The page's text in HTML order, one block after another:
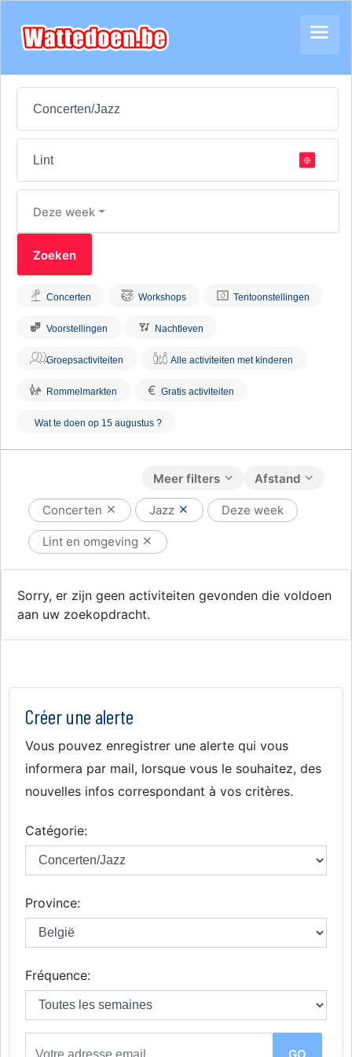
Deze week
Concerten Workshops Tentoonstellingen
Voorstellingen Nachtleven
Groepsactiviteiten Alle activiteiten met kinderen
Rommelmarkten € Gratis activiteiten
Wat te doen op 15 augustus ?
Afstand
Meer filters
Concerten Jazz Deze week
Lint en omgeving
Sorry, er zijn geen activiteiten gevonden die voldoen
aan uw zoekopdracht.
Créer une alerte
Vous pouvez enregistrer une alerte qui vous
informera par mail, lorsque vous le souhaitez, des
nouvelles infos correspondant à vos critères.
Catégorie:
Province:
Fréquence: